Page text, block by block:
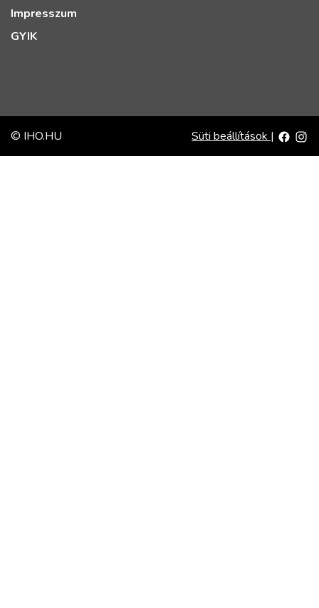
Impresszum
GYIK
© IHO.HU Süti beállítások |